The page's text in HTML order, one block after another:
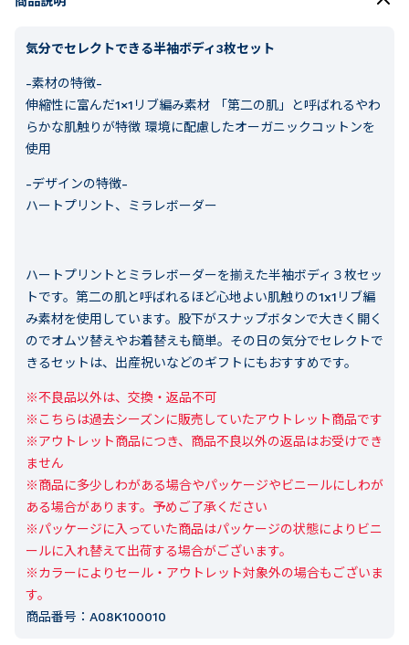
気分でセレクトできる半袖ボディ3枚セット
-素材の特徴-
伸縮性に富んだ1×1リブ編み素材 「第二の肌」と呼ばれるやわ
らかな肌触りが特徴 環境に配慮したオーガニックコットンを
使用
-デザインの特徴-
ハートプリント、ミラレボーダー
ハートプリントとミラレボーダーを揃えた半袖ボディ３枚セッ
トです。第二の肌と呼ばれるほど心地よい肌触りの1x1リブ編
み素材を使用しています。股下がスナップボタンで大きく開く
のでオムツ替えやお着替えも簡単。その日の気分でセレクトで
きるセットは、出産祝いなどのギフトにもおすすめです。
※不良品以外は、交換・返品不可
※こちらは過去シーズンに販売していたアウトレット商品です
※アウトレット商品につき、商品不良以外の返品はお受けでき
ません
※商品に多少しわがある場合やパッケージやビニールにしわが
ある場合があります。予めご了承ください
※パッケージに入っていた商品はパッケージの状態によりビニ
ールに入れ替えて出荷する場合がございます。
※カラーによりセール・アウトレット対象外の場合もございま
す。
商品番号： A08K100010